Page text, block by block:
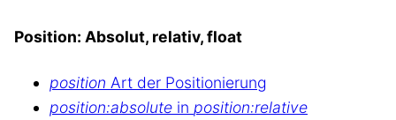
Position: Absolut, relativ, float
position Art der Positionierung
position:absolute in position:relative